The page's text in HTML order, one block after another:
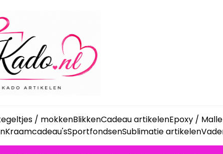
/ mokkenBlikkenCadeau artikelenEpoxy /
Kraamcadeau'sSportfondsenSublimatie artikelen